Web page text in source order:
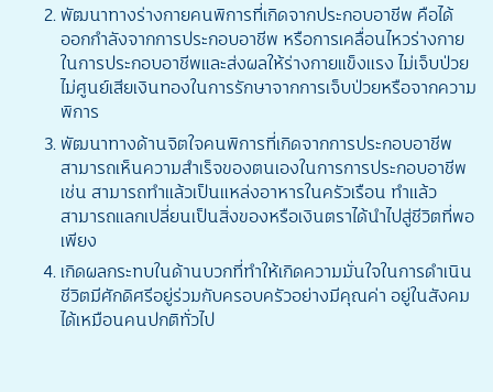
พัฒนาทางร่างกายคนพิการที่เกิดจากประกอบอาชีพ คือได้
ออกกำลังจากการประกอบอาชีพ หรือการเคลื่อนไหวร่างกาย
ในการประกอบอาชีพและส่งผลให้ร่างกายแข็งแรง ไม่เจ็บป่วย
ไม่ศูนย์เสียเงินทองในการรักษาจากการเจ็บป่วยหรือจากความ
พิการ
พัฒนาทางด้านจิตใจคนพิการที่เกิดจากการประกอบอาชีพ
สามารถเห็นความสำเร็จของตนเองในการการประกอบอาชีพ
เช่น สามารถทำแล้วเป็นแหล่งอาหารในครัวเรือน ทำแล้ว
สามารถแลกเปลี่ยนเป็นสิ่งของหรือเงินตราได้นำไปสู่ชีวิตที่พอ
เพียง
เกิดผลกระทบในด้านบวกที่ทำให้เกิดความมั่นใจในการดำเนิน
ชีวิตมีศักดิศรีอยู่ร่วมกับครอบครัวอย่างมีคุณค่า อยู่ในสังคม
ได้เหมือนคนปกติทั่วไป